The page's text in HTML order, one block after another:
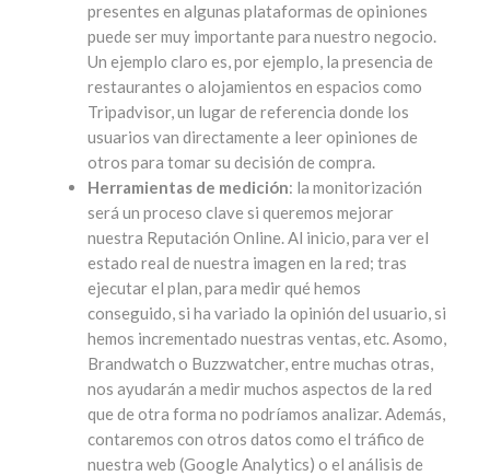
presentes en algunas plataformas de opiniones
puede ser muy importante para nuestro negocio.
Un ejemplo claro es, por ejemplo, la presencia de
restaurantes o alojamientos en espacios como
Tripadvisor, un lugar de referencia donde los
usuarios van directamente a leer opiniones de
otros para tomar su decisión de compra.
Herramientas de medición: la monitorización
será un proceso clave si queremos mejorar
nuestra Reputación Online. Al inicio, para ver el
estado real de nuestra imagen en la red; tras
ejecutar el plan, para medir qué hemos
conseguido, si ha variado la opinión del usuario, si
hemos incrementado nuestras ventas, etc. Asomo,
Brandwatch o Buzzwatcher, entre muchas otras,
nos ayudarán a medir muchos aspectos de la red
que de otra forma no podríamos analizar. Además,
contaremos con otros datos como el tráfico de
nuestra web (Google Analytics) o el análisis de